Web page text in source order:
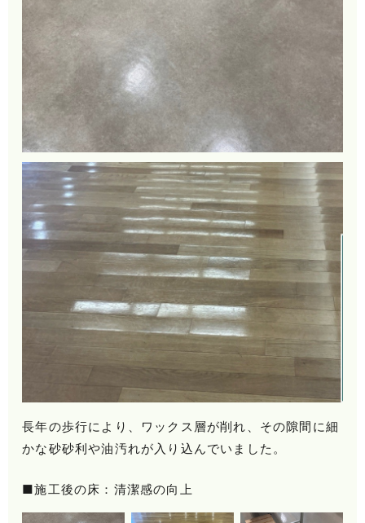
長年の歩行により、ワックス層が削れ、その隙間に細
かな砂砂利や油汚れが入り込んでいました。
■施工後の床：清潔感の向上